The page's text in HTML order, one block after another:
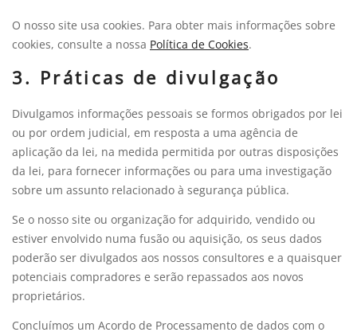
O nosso site usa cookies. Para obter mais informações sobre
cookies, consulte a nossa Política de Cookies.
3. Práticas de divulgação
Divulgamos informações pessoais se formos obrigados por lei
ou por ordem judicial, em resposta a uma agência de
aplicação da lei, na medida permitida por outras disposições
da lei, para fornecer informações ou para uma investigação
sobre um assunto relacionado à segurança pública.
Se o nosso site ou organização for adquirido, vendido ou
estiver envolvido numa fusão ou aquisição, os seus dados
poderão ser divulgados aos nossos consultores e a quaisquer
potenciais compradores e serão repassados ​​aos novos
proprietários.
Concluímos um Acordo de Processamento de dados com o